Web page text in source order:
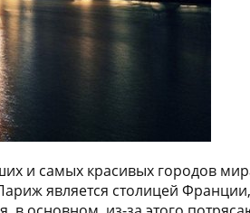
и самых красивых городов
является столицей